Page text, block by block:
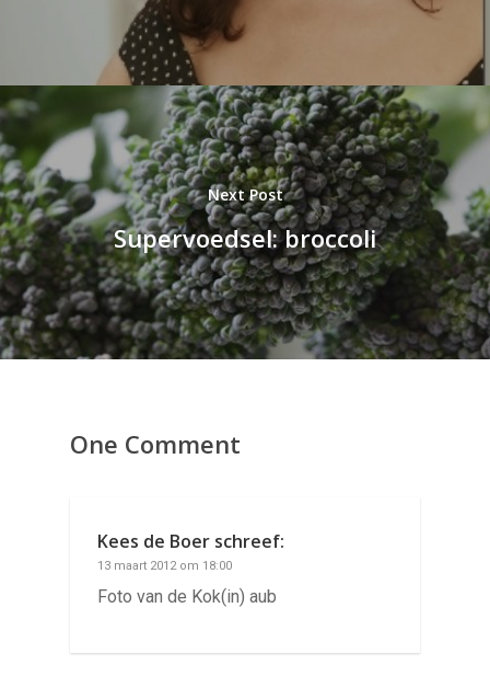
Next Post
Supervoedsel: broccoli
One Comment
Kees de Boer schreef:
13 maart 2012 om 18:00
Foto van de Kok(in) aub